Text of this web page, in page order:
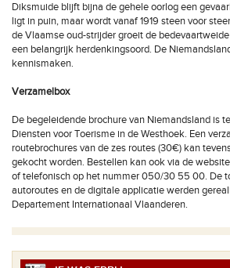
Diksmuide blijft bijna de gehele oorlog een
ligt in puin, maar wordt vanaf 1919 steen voor
de Vlaamse oud-strijder groeit de
een belangrijk herdenkingsoord. De
kennismaken.
Verzamelbox
De begeleidende brochure van Niemandsland is
Diensten voor Toerisme in de Westhoek. Een
routebrochures van de zes routes (30€) kan
gekocht worden. Bestellen kan ook via de
of telefonisch op het nummer 050/30 55 00. De
autoroutes en de digitale applicatie werden
Departement Internationaal Vlaanderen.